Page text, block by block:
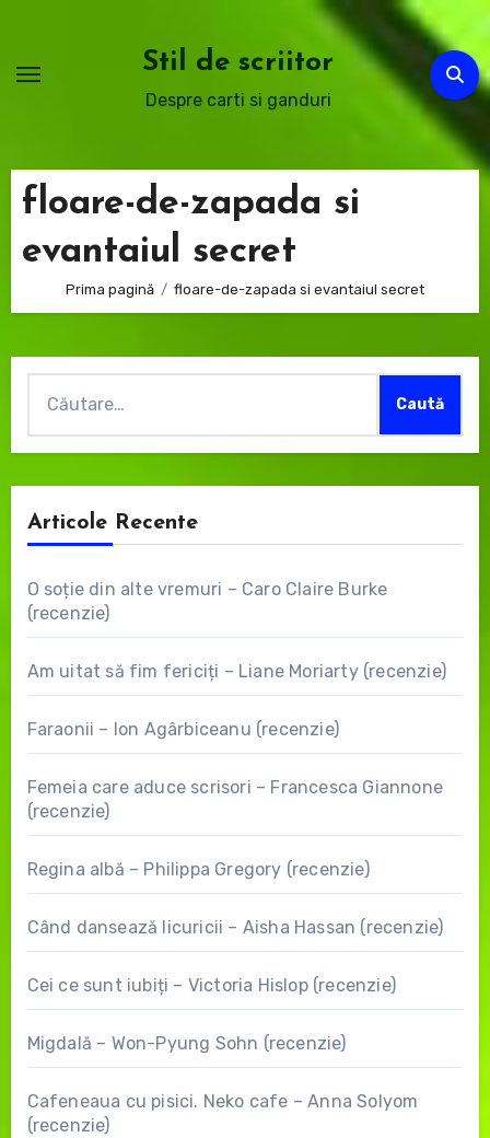
conținut
Stil de scriitor
Despre carti si ganduri
floare-de-zapada si
evantaiul secret
Prima pagină floare-de-zapada si evantaiul secret
Articole Recente
O soție din alte vremuri – Caro Claire Burke
(recenzie)
Am uitat să fim fericiți – Liane Moriarty (recenzie)
Faraonii – Ion Agârbiceanu (recenzie)
Femeia care aduce scrisori – Francesca Giannone
(recenzie)
Regina albă – Philippa Gregory (recenzie)
Când dansează licuricii – Aisha Hassan (recenzie)
Cei ce sunt iubiți – Victoria Hislop (recenzie)
Migdală – Won-Pyung Sohn (recenzie)
Cafeneaua cu pisici. Neko cafe – Anna Solyom
(recenzie)